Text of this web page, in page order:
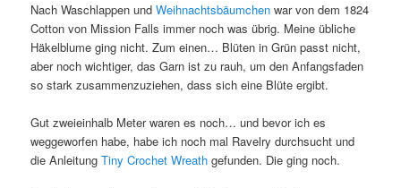
Nach Waschlappen undWeihnachtsbäumchen war von dem 1824
Cotton von Mission Falls immer noch was übrig. Meine übliche
Häkelblume ging nicht. Zum einen… Blüten in Grün passt nicht,
aber noch wichtiger, das Garn ist zu rauh, um den Anfangsfaden
so stark zusammenzuziehen, dass sich eine Blüte ergibt.
Gut zweieinhalb Meter waren es noch… und bevor ich es
weggeworfen habe, habe ich noch mal Ravelry durchsucht und
die AnleitungTiny Crochet Wreath gefunden. Die ging noch.